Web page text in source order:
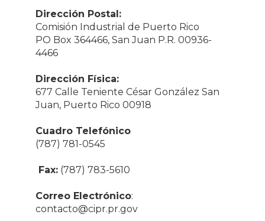
Dirección Postal:
Comisión Industrial de Puerto Rico
PO Box 364466, San Juan P.R. 00936-
4466
Dirección Física:
677 Calle Teniente César González San
Juan, Puerto Rico 00918
Cuadro Telefónico
(787) 781-0545
Fax: (787) 783-5610
Correo Electrónico:
contacto@cipr.pr.gov